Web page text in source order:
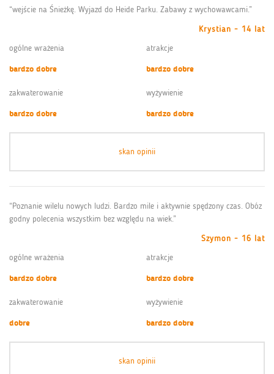
“wejście na Śnieżkę. Wyjazd do Heide Parku. Zabawy z wychowawcami.”
Krystian - 14 lat
ogólne wrażenia
bardzo dobre
atrakcje
bardzo dobre
zakwaterowanie
bardzo dobre
wyżywienie
bardzo dobre
skan opinii
“Poznanie wilelu nowych ludzi. Bardzo mile i aktywnie spędzony czas. Obóz
godny polecenia wszystkim bez względu na wiek.”
Szymon - 16 lat
ogólne wrażenia
bardzo dobre
atrakcje
bardzo dobre
zakwaterowanie
dobre
wyżywienie
bardzo dobre
skan opinii